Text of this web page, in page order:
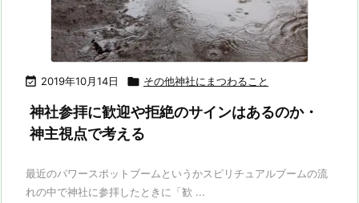
 2019年10月14日  その他神社にまつわること
神社参拝に歓迎や拒絶のサインはあるのか・
神主視点で考える
最近のパワースポットブームというかスピリチュアルブームの流
れの中で神社に参拝したときに「歓 ...